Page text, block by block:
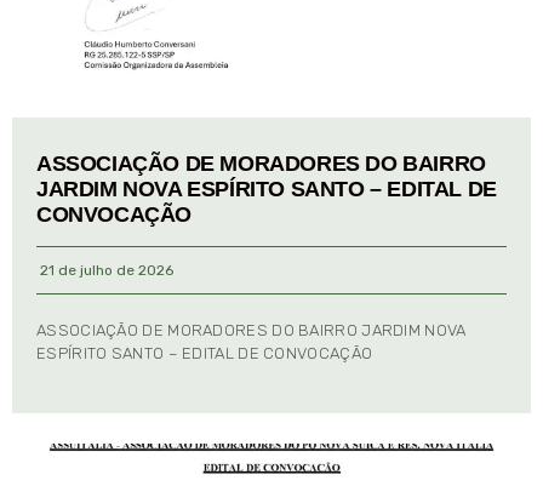
ASSOCIAÇÃO DE MORADORES DO BAIRRO
JARDIM NOVA ESPÍRITO SANTO – EDITAL DE
CONVOCAÇÃO
21 de julho de 2026
ASSOCIAÇÃO DE MORADORES DO BAIRRO JARDIM NOVA
ESPÍRITO SANTO – EDITAL DE CONVOCAÇÃO